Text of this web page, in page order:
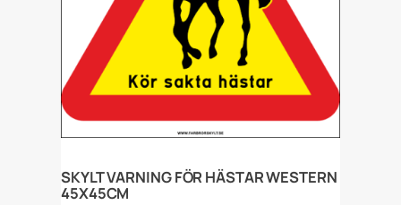
SKYLT VARNING FÖR HÄSTAR WESTERN
45X45CM